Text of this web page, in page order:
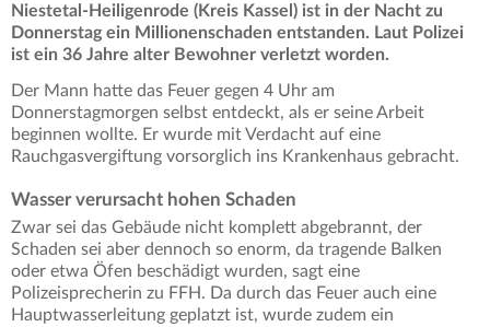
Niestetal-Heiligenrode (Kreis Kassel) ist in der Nacht zu
Donnerstag ein Millionenschaden entstanden. Laut Polizei
ist ein 36 Jahre alter Bewohner verletzt worden.
Der Mann hatte das Feuer gegen 4 Uhr am
Donnerstagmorgen selbst entdeckt, als er seine Arbeit
beginnen wollte. Er wurde mit Verdacht auf eine
Rauchgasvergiftung vorsorglich ins Krankenhaus gebracht.
Wasser verursacht hohen Schaden
Zwar sei das Gebäude nicht komplett abgebrannt, der
Schaden sei aber dennoch so enorm, da tragende Balken
oder etwa Öfen beschädigt wurden, sagt eine
Polizeisprecherin zu FFH. Da durch das Feuer auch eine
Hauptwasserleitung geplatzt ist, wurde zudem ein